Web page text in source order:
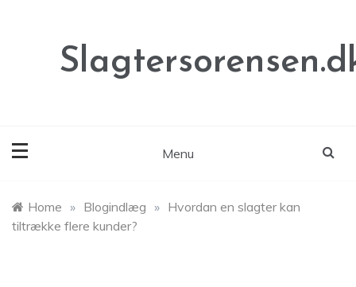
Menu
Home » Blogindlæg » Hvordan en slagter kan
tiltrække flere kunder?